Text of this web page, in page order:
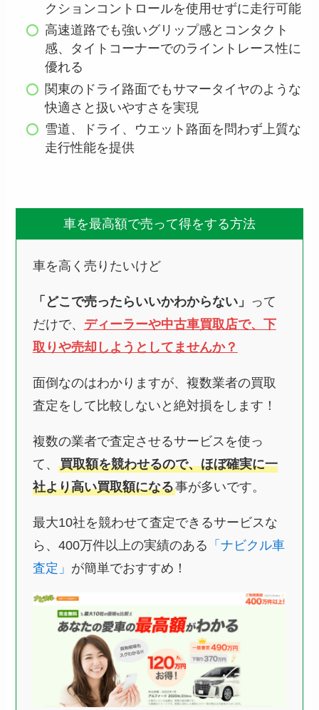
クションコントロールを使用せずに走行可能
高速道路でも強いグリップ感とコンタクト
感、タイトコーナーでのライントレース性に
優れる
関東のドライ路面でもサマータイヤのような
快適さと扱いやすさを実現
雪道、ドライ、ウエット路面を問わず上質な
走行性能を提供​
車を最高額で売って得をする方法
車を高く売りたいけど
「どこで売ったらいいかわからない」 って
だけで、 ディーラーや中古車買取店で、下
取りや売却しようとしてませんか？
面倒なのはわかりますが、複数業者の買取
査定をして比較しないと絶対損をします！
複数の業者で査定させるサービスを使っ
て、 買取額を競わせるので、ほぼ確実に一
社より高い買取額になる事が多いです。
最大10社を競わせて査定できるサービスな
ら、400万件以上の実績のある 「ナビクル車
査定」 が簡単でおすすめ！